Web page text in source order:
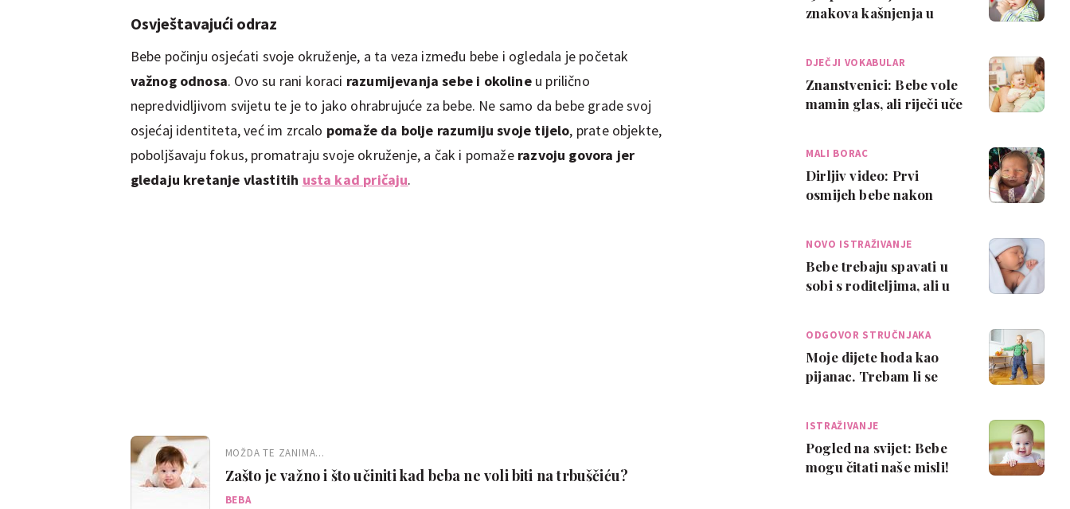
Osvještavajući odraz
Bebe počinju osjećati svoje okruženje, a ta veza između bebe i ogledala je početak
važnog odnosa. Ovo su rani koraci razumijevanja sebe i okolineu prilično
nepredvidljivom svijetu te je to jako ohrabrujuće za bebe. Ne samo da bebe grade svoj
osjećaj identiteta, već im zrcalo pomaže da bolje razumiju svoje tijelo, prate objekte,
poboljšavaju fokus, promatraju svoje okruženje, a čak i pomažerazvoju govora jer
gledaju kretanje vlastitih usta kad pričaju.
MOŽDA TE ZANIMA...
Zašto je važno i što učiniti kad beba ne voli biti na trbuščiću?
BEBA
znakova kašnjenja u
DJEČJI VOKABULAR
Znanstvenici: Bebe vole
mamin glas, ali riječi uče
MALI BORAC
Dirljiv video: Prvi
osmijeh bebe nakon
NOVO ISTRAŽIVANJE
Bebe trebaju spavati u
sobi s roditeljima, ali u
ODGOVOR STRUČNJAKA
Moje dijete hoda kao
pijanac. Trebam li se
ISTRAŽIVANJE
Pogled na svijet: Bebe
mogu čitati naše misli!